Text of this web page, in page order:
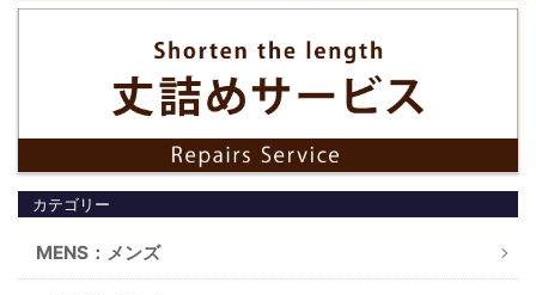
カテゴリー
MENS：メンズ